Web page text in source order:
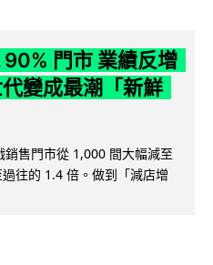
90% 門市 業績反增
變成最潮「新鮮
銷售門市從 1,000 間大幅減至
往的 1.4 倍。做到「減店增